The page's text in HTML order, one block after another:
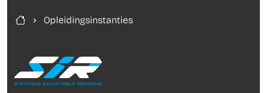
Opleidingsinstanties